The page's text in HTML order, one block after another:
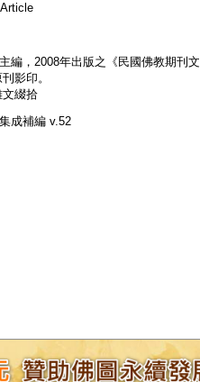
編，2008年出版之《民國佛教期刊
影印。
綴拾
成補編 v.52